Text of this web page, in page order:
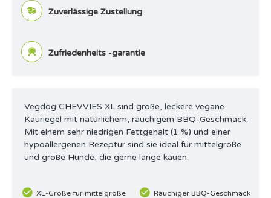
Zuverlässige Zustellung
Zufriedenheits -garantie
Vegdog CHEVVIES XL sind große, leckere vegane
Kauriegel mit natürlichem, rauchigem BBQ-Geschmack.
Mit einem sehr niedrigen Fettgehalt (1 %) und einer
hypoallergenen Rezeptur sind sie ideal für mittelgroße
und große Hunde, die gerne lange kauen.
XL-Größe für mittelgroße
Rauchiger BBQ-Geschmack